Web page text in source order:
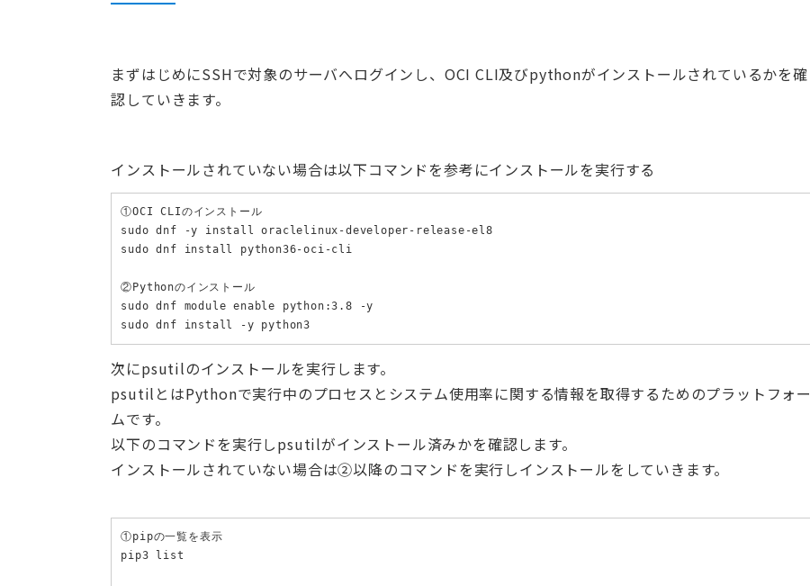
まずはじめにSSHで対象のサーバへログインし、OCI CLI及びpythonがインストールされているかを確
認していきます。
インストールされていない場合は以下コマンドを参考にインストールを実行する
①OCI CLIのインストール
sudo dnf -y install oraclelinux-developer-release-el8
sudo dnf install python36-oci-cli
②Pythonのインストール
sudo dnf module enable python:3.8 -y
sudo dnf install -y python3
次にpsutilのインストールを実行します。
psutilとはPythonで実行中のプロセスとシステム使用率に関する情報を取得するためのプラットフォー
ムです。
以下のコマンドを実行しpsutilがインストール済みかを確認します。
インストールされていない場合は②以降のコマンドを実行しインストールをしていきます。
①pipの一覧を表示
pip3 list